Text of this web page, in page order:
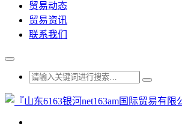
贸易动态
贸易资讯
联系我们